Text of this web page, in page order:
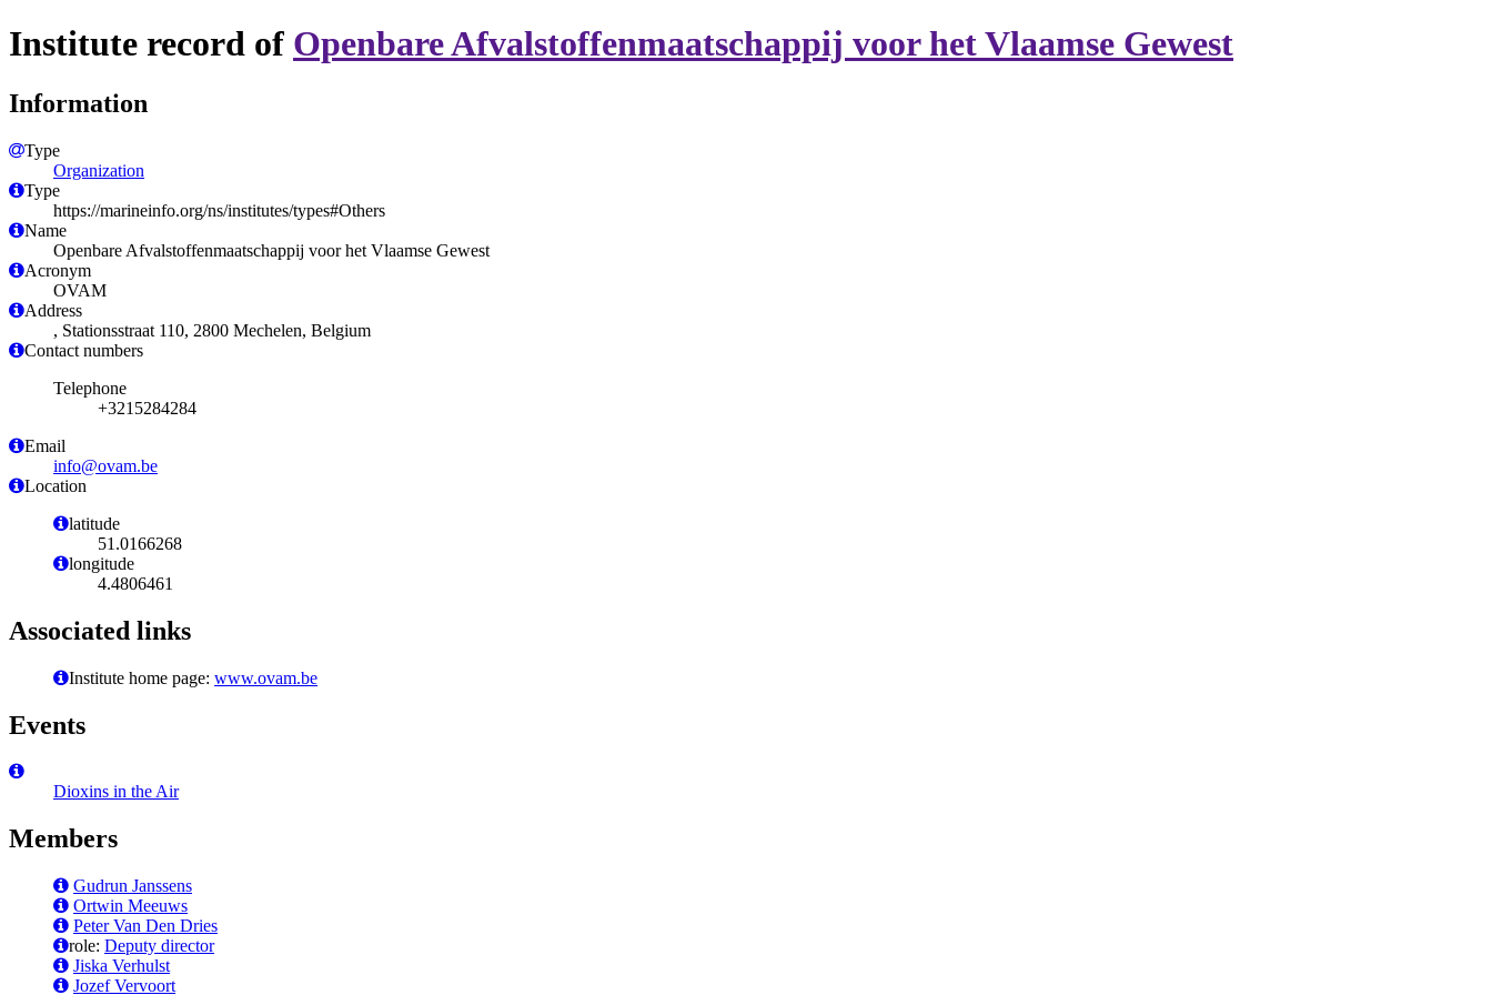
Institute record of Openbare Afvalstoffenmaatschappij voor het Vlaamse Gewest
Information
Type
Organization
Type
https://marineinfo.org/ns/institutes/types#Others
Name
Openbare Afvalstoffenmaatschappij voor het Vlaamse Gewest
Acronym
OVAM
Address
, Stationsstraat 110, 2800 Mechelen, Belgium
Contact numbers
Telephone
+3215284284
Email
info@ovam.be
Location
latitude
51.0166268
longitude
4.4806461
Associated links
Institute home page: www.ovam.be
Events
Dioxins in the Air
Members
Gudrun Janssens
Ortwin Meeuws
Peter Van Den Dries
role: Deputy director
Jiska Verhulst
Jozef Vervoort